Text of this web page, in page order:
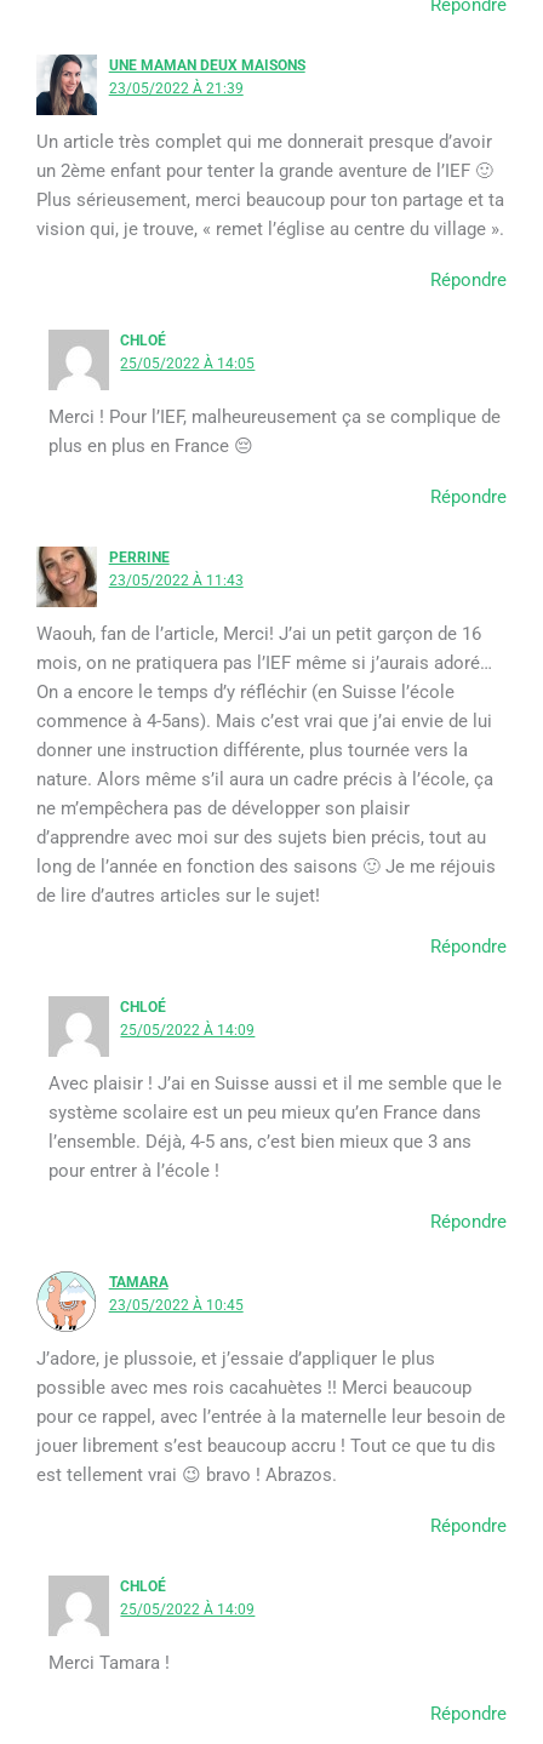
Répondre
UNE MAMAN DEUX MAISONS
23/05/2022 À 21:39
Un article très complet qui me donnerait presque d’avoir
un 2ème enfant pour tenter la grande aventure de l’IEF 🙂
Plus sérieusement, merci beaucoup pour ton partage et ta
vision qui, je trouve, « remet l’église au centre du village ».
Répondre
CHLOÉ
25/05/2022 À 14:05
Merci ! Pour l’IEF, malheureusement ça se complique de
plus en plus en France 😔
Répondre
PERRINE
23/05/2022 À 11:43
Waouh, fan de l’article, Merci! J’ai un petit garçon de 16
mois, on ne pratiquera pas l’IEF même si j’aurais adoré…
On a encore le temps d’y réfléchir (en Suisse l’école
commence à 4-5ans). Mais c’est vrai que j’ai envie de lui
donner une instruction différente, plus tournée vers la
nature. Alors même s’il aura un cadre précis à l’école, ça
ne m’empêchera pas de développer son plaisir
d’apprendre avec moi sur des sujets bien précis, tout au
long de l’année en fonction des saisons 🙂 Je me réjouis
de lire d’autres articles sur le sujet!
Répondre
CHLOÉ
25/05/2022 À 14:09
Avec plaisir ! J’ai en Suisse aussi et il me semble que le
système scolaire est un peu mieux qu’en France dans
l’ensemble. Déjà, 4-5 ans, c’est bien mieux que 3 ans
pour entrer à l’école !
Répondre
TAMARA
23/05/2022 À 10:45
J’adore, je plussoie, et j’essaie d’appliquer le plus
possible avec mes rois cacahuètes !! Merci beaucoup
pour ce rappel, avec l’entrée à la maternelle leur besoin de
jouer librement s’est beaucoup accru ! Tout ce que tu dis
est tellement vrai 😉 bravo ! Abrazos.
Répondre
CHLOÉ
25/05/2022 À 14:09
Merci Tamara !
Répondre